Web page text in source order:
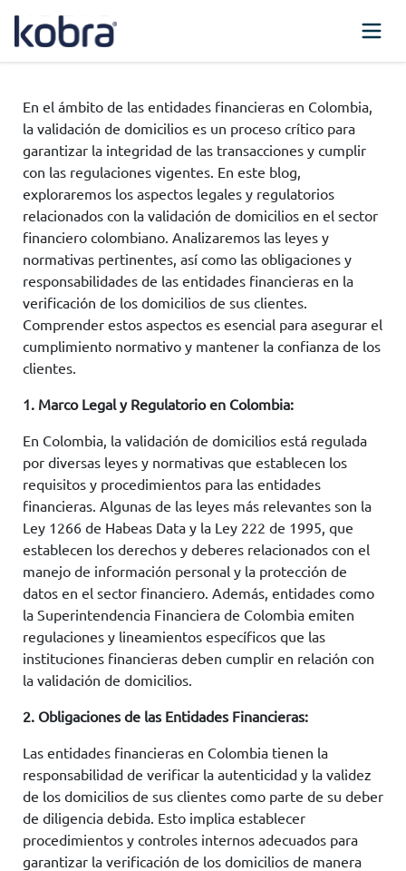
En el ámbito de las entidades financieras en Colombia,
la validación de domicilios es un proceso crítico para
garantizar la integridad de las transacciones y cumplir
con las regulaciones vigentes. En este blog,
exploraremos los aspectos legales y regulatorios
relacionados con la validación de domicilios en el sector
financiero colombiano. Analizaremos las leyes y
normativas pertinentes, así como las obligaciones y
responsabilidades de las entidades financieras en la
verificación de los domicilios de sus clientes.
Comprender estos aspectos es esencial para asegurar el
cumplimiento normativo y mantener la confianza de los
clientes.
1. Marco Legal y Regulatorio en Colombia:
En Colombia, la validación de domicilios está regulada
por diversas leyes y normativas que establecen los
requisitos y procedimientos para las entidades
financieras. Algunas de las leyes más relevantes son la
Ley 1266 de Habeas Data y la Ley 222 de 1995, que
establecen los derechos y deberes relacionados con el
manejo de información personal y la protección de
datos en el sector financiero. Además, entidades como
la Superintendencia Financiera de Colombia emiten
regulaciones y lineamientos específicos que las
instituciones financieras deben cumplir en relación con
la validación de domicilios.
2. Obligaciones de las Entidades Financieras:
Las entidades financieras en Colombia tienen la
responsabilidad de verificar la autenticidad y la validez
de los domicilios de sus clientes como parte de su deber
de diligencia debida. Esto implica establecer
procedimientos y controles internos adecuados para
garantizar la verificación de los domicilios de manera